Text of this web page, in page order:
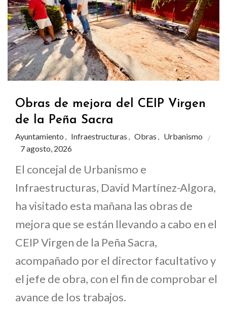
Obras de mejora del CEIP Virgen
de la Peña Sacra
Ayuntamiento , Infraestructuras , Obras , Urbanismo
7 agosto, 2026
El concejal de Urbanismo e
Infraestructuras, David Martínez-Algora,
ha visitado esta mañana las obras de
mejora que se están llevando a cabo en el
CEIP Virgen de la Peña Sacra,
acompañado por el director facultativo y
el jefe de obra, con el fin de comprobar el
avance de los trabajos.